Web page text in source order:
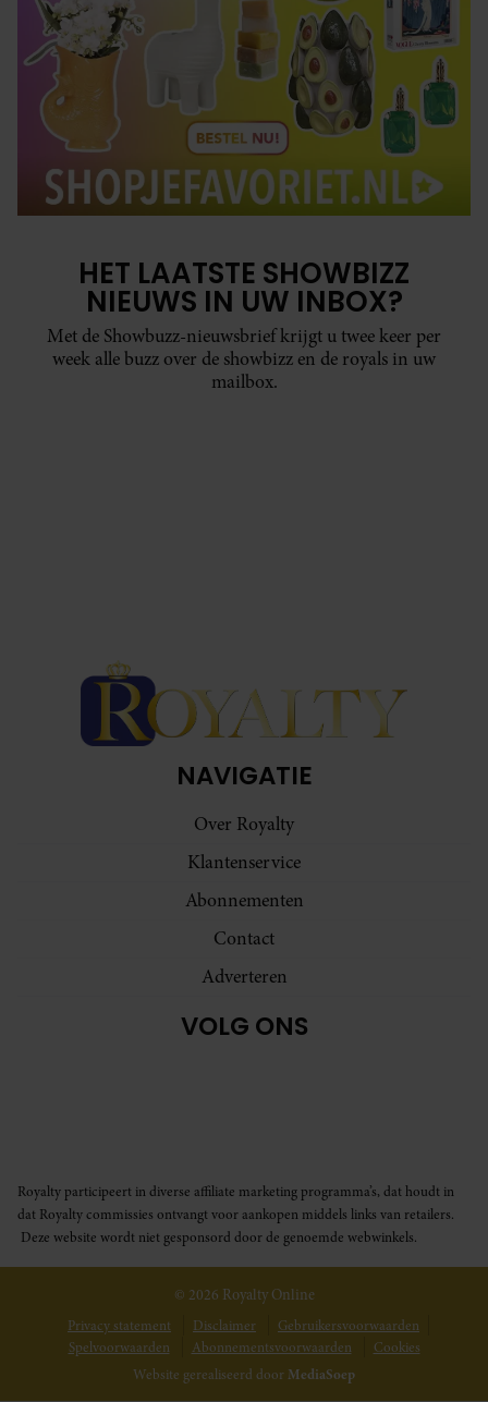
HET LAATSTE SHOWBIZZ
NIEUWS IN UW INBOX?
Met de Showbuzz-nieuwsbrief krijgt u twee keer per
week alle buzz over de showbizz en de royals in uw
mailbox.
NAVIGATIE
Over Royalty
Klantenservice
Abonnementen
Contact
Adverteren
VOLG ONS
Royalty participeert in diverse affiliate marketing programma’s, dat houdt in
dat Royalty commissies ontvangt voor aankopen middels links van retailers.
Deze website wordt niet gesponsord door de genoemde webwinkels.
© 2026 Royalty Online
Privacy statement Disclaimer
Gebruikersvoorwaarden
Spelvoorwaarden
Abonnementsvoorwaarden
Cookies
Website gerealiseerd door MediaSoep